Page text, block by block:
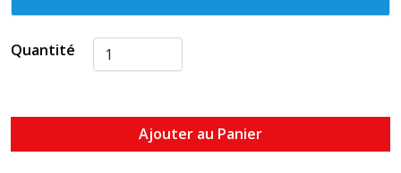
Quantité
Ajouter au Panier